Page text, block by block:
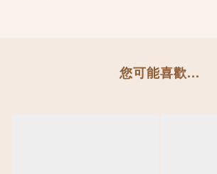
您可能喜歡...